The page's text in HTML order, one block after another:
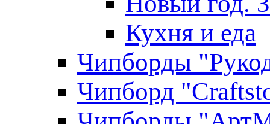
Кухня и еда
Чипборды
Чипборд